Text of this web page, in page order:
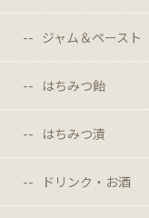
ジャム＆ペースト
はちみつ飴
はちみつ漬
ドリンク・お酒